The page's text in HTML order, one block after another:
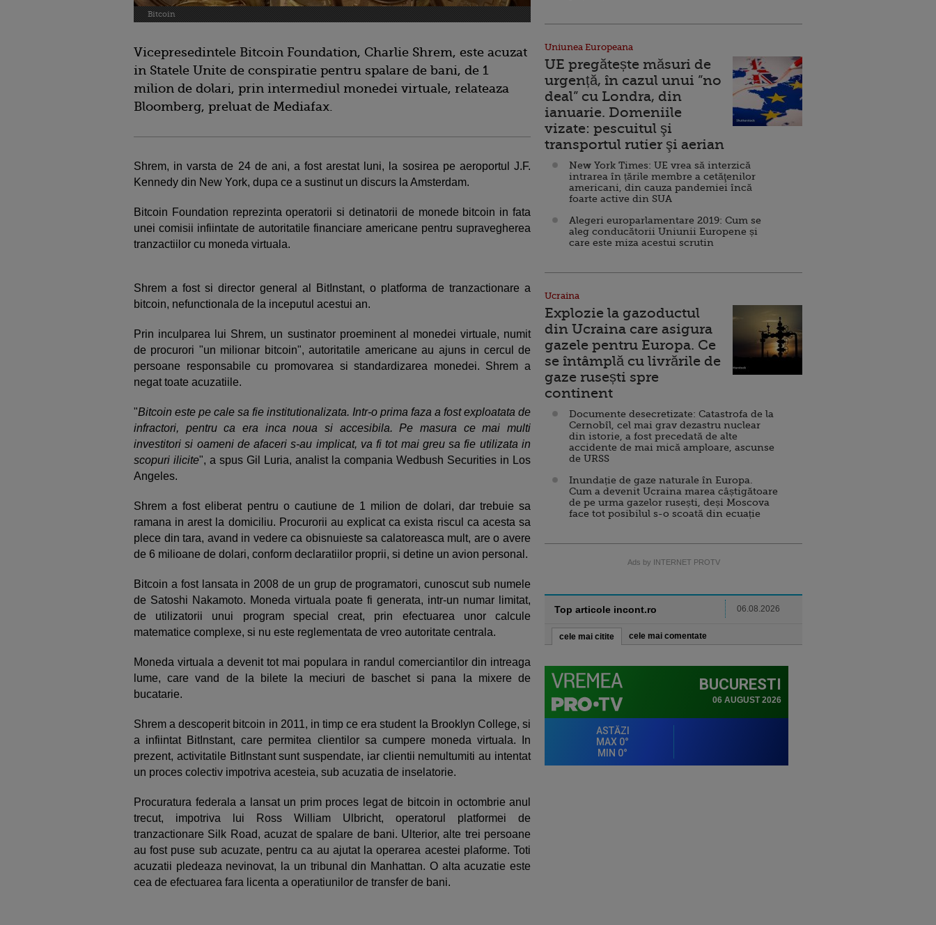
Bitcoin
Vicepresedintele Bitcoin Foundation, Charlie Shrem, este acuzat
in Statele Unite de conspiratie pentru spalare de bani, de 1
milion de dolari, prin intermediul monedei virtuale, relateaza
Bloomberg, preluat de Mediafax.
Shrem, in varsta de 24 de ani, a fost arestat luni, la sosirea pe aeroportul J.F.
Kennedy din New York, dupa ce a sustinut un discurs la Amsterdam.
Bitcoin Foundation reprezinta operatorii si detinatorii de monede bitcoin in fata
unei comisii infiintate de autoritatile financiare americane pentru supravegherea
tranzactiilor cu moneda virtuala.
Shrem a fost si director general al BitInstant, o platforma de tranzactionare a
bitcoin, nefunctionala de la inceputul acestui an.
Prin inculparea lui Shrem, un sustinator proeminent al monedei virtuale, numit
de procurori "un milionar bitcoin", autoritatile americane au ajuns in cercul de
persoane responsabile cu promovarea si standardizarea monedei. Shrem a
negat toate acuzatiile.
"Bitcoin este pe cale sa fie institutionalizata. Intr-o prima faza a fost exploatata de
infractori, pentru ca era inca noua si accesibila. Pe masura ce mai multi
investitori si oameni de afaceri s-au implicat, va fi tot mai greu sa fie utilizata in
scopuri ilicite", a spus Gil Luria, analist la compania Wedbush Securities in Los
Angeles.
Shrem a fost eliberat pentru o cautiune de 1 milion de dolari, dar trebuie sa
ramana in arest la domiciliu. Procurorii au explicat ca exista riscul ca acesta sa
plece din tara, avand in vedere ca obisnuieste sa calatoreasca mult, are o avere
de 6 milioane de dolari, conform declaratiilor proprii, si detine un avion personal.
Bitcoin a fost lansata in 2008 de un grup de programatori, cunoscut sub numele
de Satoshi Nakamoto. Moneda virtuala poate fi generata, intr-un numar limitat,
de utilizatorii unui program special creat, prin efectuarea unor calcule
matematice complexe, si nu este reglementata de vreo autoritate centrala.
Moneda virtuala a devenit tot mai populara in randul comerciantilor din intreaga
lume, care vand de la bilete la meciuri de baschet si pana la mixere de
bucatarie.
Shrem a descoperit bitcoin in 2011, in timp ce era student la Brooklyn College, si
a infiintat BitInstant, care permitea clientilor sa cumpere moneda virtuala. In
prezent, activitatile BitInstant sunt suspendate, iar clientii nemultumiti au intentat
un proces colectiv impotriva acesteia, sub acuzatia de inselatorie.
Procuratura federala a lansat un prim proces legat de bitcoin in octombrie anul
trecut, impotriva lui Ross William Ulbricht, operatorul platformei de
tranzactionare Silk Road, acuzat de spalare de bani. Ulterior, alte trei persoane
au fost puse sub acuzate, pentru ca au ajutat la operarea acestei plaforme. Toti
acuzatii pledeaza nevinovat, la un tribunal din Manhattan. O alta acuzatie este
cea de efectuarea fara licenta a operatiunilor de transfer de bani.
Uniunea Europeana
UE pregătește măsuri de
urgență, în cazul unui ”no
deal” cu Londra, din
ianuarie. Domeniile
vizate: pescuitul şi
transportul rutier şi aerian
New York Times: UE vrea să interzică
intrarea în țările membre a cetăţenilor
americani, din cauza pandemiei încă
foarte active din SUA
Alegeri europarlamentare 2019: Cum se
aleg conducătorii Uniunii Europene și
care este miza acestui scrutin
Ucraina
Explozie la gazoductul
din Ucraina care asigura
gazele pentru Europa. Ce
se întâmplă cu livrările de
gaze rusești spre
continent
Documente desecretizate: Catastrofa de la
Cernobîl, cel mai grav dezastru nuclear
din istorie, a fost precedată de alte
accidente de mai mică amploare, ascunse
de URSS
Inundație de gaze naturale în Europa.
Cum a devenit Ucraina marea câștigătoare
de pe urma gazelor rusești, deși Moscova
face tot posibilul s-o scoată din ecuație
Ads by INTERNET PROTV
Top articole incont.ro 06.08.2026
cele mai citite cele mai comentate